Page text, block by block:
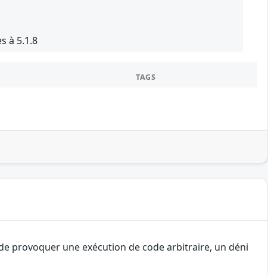
à 5.1.8
TAGS
provoquer une exécution de code arbitraire, un déni